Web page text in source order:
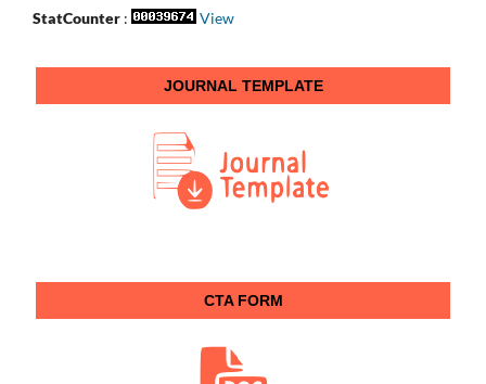
StatCounter : View
JOURNAL TEMPLATE
CTA FORM